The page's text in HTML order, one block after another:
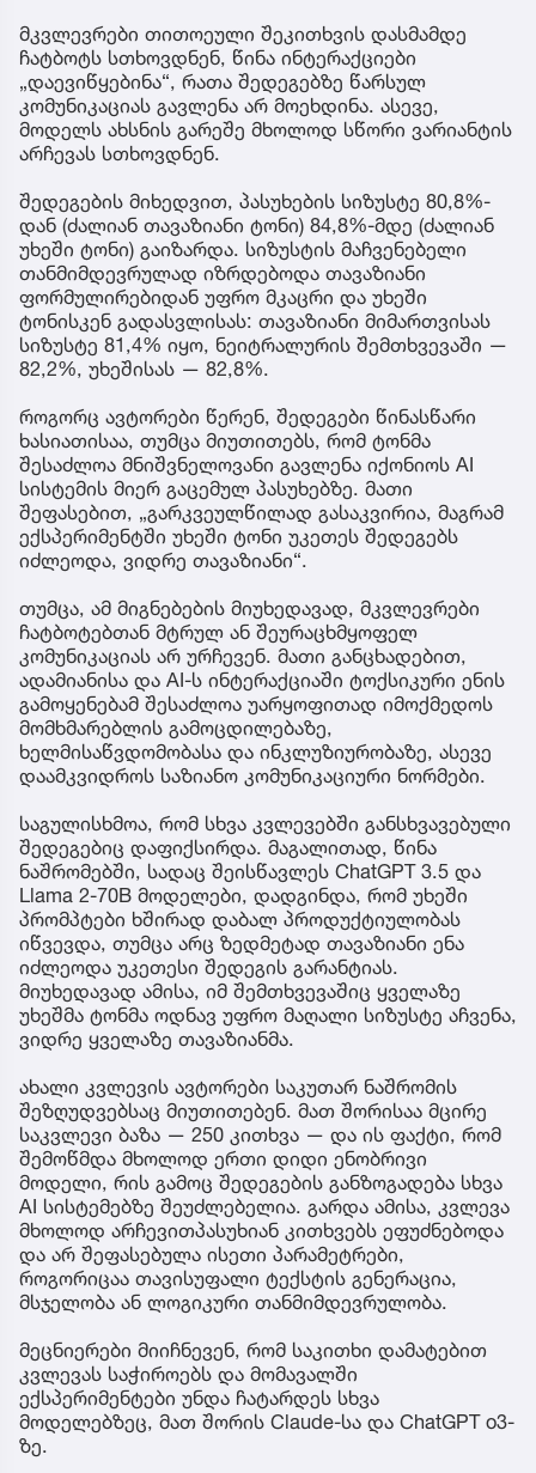
მკვლევრები თითოეული შეკითხვის დასმამდე
ჩატბოტს სთხოვდნენ, წინა ინტერაქციები
„დაევიწყებინა“, რათა შედეგებზე წარსულ
კომუნიკაციას გავლენა არ მოეხდინა. ასევე,
მოდელს ახსნის გარეშე მხოლოდ სწორი ვარიანტის
არჩევას სთხოვდნენ.
შედეგების მიხედვით, პასუხების სიზუსტე 80,8%-
დან (ძალიან თავაზიანი ტონი) 84,8%-მდე (ძალიან
უხეში ტონი) გაიზარდა. სიზუსტის მაჩვენებელი
თანმიმდევრულად იზრდებოდა თავაზიანი
ფორმულირებიდან უფრო მკაცრი და უხეში
ტონისკენ გადასვლისას: თავაზიანი მიმართვისას
სიზუსტე 81,4% იყო, ნეიტრალურის შემთხვევაში —
82,2%, უხეშისას — 82,8%.
როგორც ავტორები წერენ, შედეგები წინასწარი
ხასიათისაა, თუმცა მიუთითებს, რომ ტონმა
შესაძლოა მნიშვნელოვანი გავლენა იქონიოს AI
სისტემის მიერ გაცემულ პასუხებზე. მათი
შეფასებით, „გარკვეულწილად გასაკვირია, მაგრამ
ექსპერიმენტში უხეში ტონი უკეთეს შედეგებს
იძლეოდა, ვიდრე თავაზიანი“.
თუმცა, ამ მიგნებების მიუხედავად, მკვლევრები
ჩატბოტებთან მტრულ ან შეურაცხმყოფელ
კომუნიკაციას არ ურჩევენ. მათი განცხადებით,
ადამიანისა და AI-ს ინტერაქციაში ტოქსიკური ენის
გამოყენებამ შესაძლოა უარყოფითად იმოქმედოს
მომხმარებლის გამოცდილებაზე,
ხელმისაწვდომობასა და ინკლუზიურობაზე, ასევე
დაამკვიდროს საზიანო კომუნიკაციური ნორმები.
საგულისხმოა, რომ სხვა კვლევებში განსხვავებული
შედეგებიც დაფიქსირდა. მაგალითად, წინა
ნაშრომებში, სადაც შეისწავლეს ChatGPT 3.5 და
Llama 2-70B მოდელები, დადგინდა, რომ უხეში
პრომპტები ხშირად დაბალ პროდუქტიულობას
იწვევდა, თუმცა არც ზედმეტად თავაზიანი ენა
იძლეოდა უკეთესი შედეგის გარანტიას.
მიუხედავად ამისა, იმ შემთხვევაშიც ყველაზე
უხეშმა ტონმა ოდნავ უფრო მაღალი სიზუსტე აჩვენა,
ვიდრე ყველაზე თავაზიანმა.
ახალი კვლევის ავტორები საკუთარ ნაშრომის
შეზღუდვებსაც მიუთითებენ. მათ შორისაა მცირე
საკვლევი ბაზა — 250 კითხვა — და ის ფაქტი, რომ
შემოწმდა მხოლოდ ერთი დიდი ენობრივი
მოდელი, რის გამოც შედეგების განზოგადება სხვა
AI სისტემებზე შეუძლებელია. გარდა ამისა, კვლევა
მხოლოდ არჩევითპასუხიან კითხვებს ეფუძნებოდა
და არ შეფასებულა ისეთი პარამეტრები,
როგორიცაა თავისუფალი ტექსტის გენერაცია,
მსჯელობა ან ლოგიკური თანმიმდევრულობა.
მეცნიერები მიიჩნევენ, რომ საკითხი დამატებით
კვლევას საჭიროებს და მომავალში
ექსპერიმენტები უნდა ჩატარდეს სხვა
მოდელებზეც, მათ შორის Claude-სა და ChatGPT o3-
ზე.